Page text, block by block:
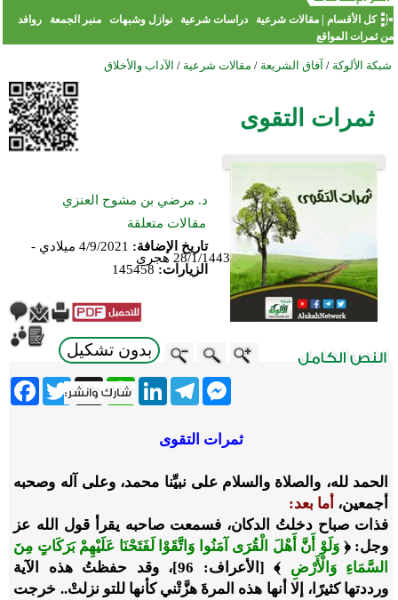
كل الأقسام |مقالات شرعية دراسات شرعية نوازل وشبهات منبر الجمعة
روافد
من ثمرات المواقع
شبكة الألوكة / آفاق الشريعة / مقالات شرعية / الآداب والأخلاق
ثمرات التقوى
د. مرضي بن مشوح العنزي
مقالات متعلقة
تاريخ الإضافة:
4/9/2021 ميلادي -
28/1/1443 هجري
الزيارات: 145458
بدون تشكيل
Twitter X
WhatsApp
LinkedInTelegram
Messenger
ثمرات التقوى
الحمد لله، والصلاة والسلام على نبيِّنا محمد، وعلى آله وصحبه
أجمعين، أما بعد:
فذات صباح دخلتُ الدكان، فسمعت صاحبه يقرأ قول الله عز
وجل:﴿ وَلَوْ أَنَّ أَهْلَ الْقُرَى آمَنُوا وَاتَّقَوْا لَفَتَحْنَا عَلَيْهِمْ بَرَكَاتٍ مِنَ
السَّمَاءِ وَالْأَرْضِ ﴾
[الأعراف: 96]، وقد حفظتُ هذه الآية
ورددتها كثيرًا، إلا أنها هذه المرةَ هزَّتْني كأنها للتو نزلتْ.. خرجت